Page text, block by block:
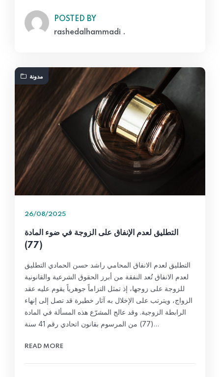
POSTED BY
rashedalhammadi .
مدونة
26/08/2025
التطليق لعدم الإنفاق على الزوجة في ضوء المادة
(77)
التطليق لعدم الانفاق المحامي راشد حسن الحمادي التطليق
لعدم الانفاق تُعد النفقة من أبرز الحقوق الشرعية والقانونية
للزوجة على زوجها، إذ تمثل التزاماً جوهرياً يقوم عليه عقد
الزواج، ويترتب على الإخلال به آثار خطيرة قد تصل إلى إنهاء
الرابطة الزوجية. وقد عالج المشرّع هذه المسألة في المادة
(77) من المرسوم بقانون اتحادي رقم 41 سنة…
READ MORE